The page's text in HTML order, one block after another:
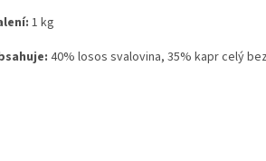
1 kg
40% losos svalovina, 35% kapr celý